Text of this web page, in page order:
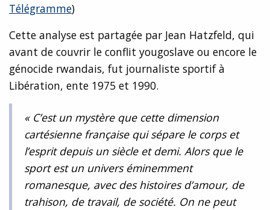
Télégramme)
Cette analyse est partagée par Jean Hatzfeld, qui
avant de couvrir le conflit yougoslave ou encore le
génocide rwandais, fut journaliste sportif à
Libération, ente 1975 et 1990.
« C’est un mystère que cette dimension
cartésienne française qui sépare le corps et
l’esprit depuis un siècle et demi. Alors que le
sport est un univers éminemment
romanesque, avec des histoires d’amour, de
trahison, de travail, de société. On ne peut